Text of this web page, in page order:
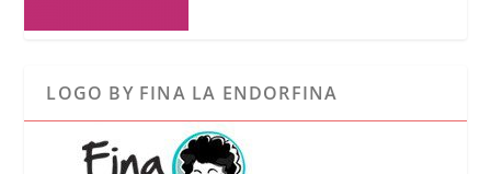
LOGO BY FINA LA ENDORFINA